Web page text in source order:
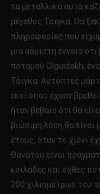
τα μεταλλικά αυτά
μέγεθος Τάιγκα. Θα
πληροφορίες που
μια αόριστη έννοια
ποταμού Olguidakh,
Τάιγκα. Αυτόπτες
εκεί όπου έχουν
ήταν βέβαιο ότι θα
βιώσιμη λύση θα είναι
έτους, όταν το χιόνι
Θανάτου είναι
κοιλάδες και όχθες
200 χιλιομέτρων του